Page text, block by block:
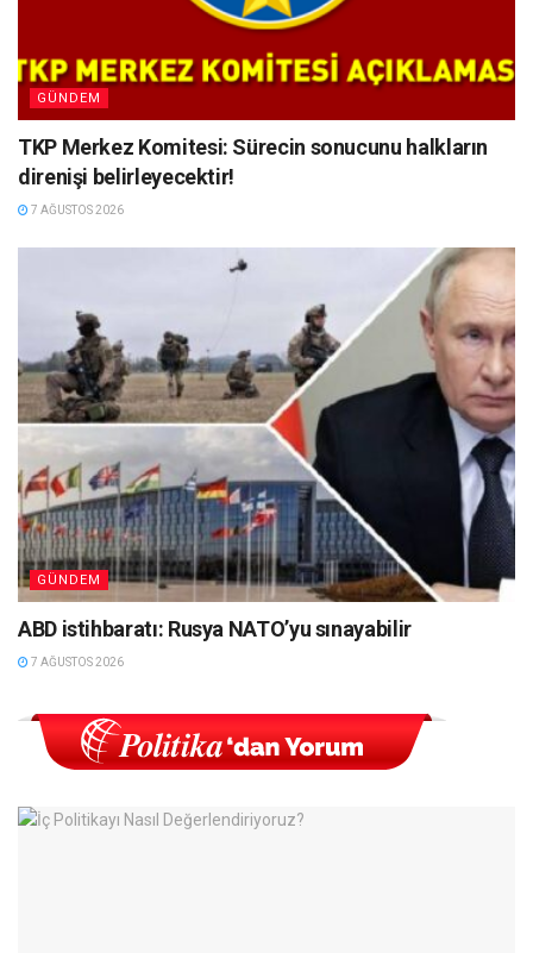
GÜNDEM
TKP Merkez Komitesi: Sürecin sonucunu halkların
direnişi belirleyecektir!
7 AĞUSTOS 2026
GÜNDEM
ABD istihbaratı: Rusya NATO’yu sınayabilir
7 AĞUSTOS 2026